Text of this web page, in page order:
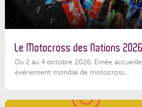
Le Motocross des Nations 2026
Du 2 au 4 octobre 2026, Ernée
événement mondial de motocross...